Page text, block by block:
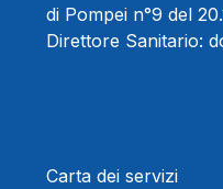
di Pompei n°9 del
Direttore Sanitario:
Carta dei servizi